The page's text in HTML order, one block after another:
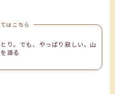
はこちら
り。でも、やっぱり寂しい。山
語る